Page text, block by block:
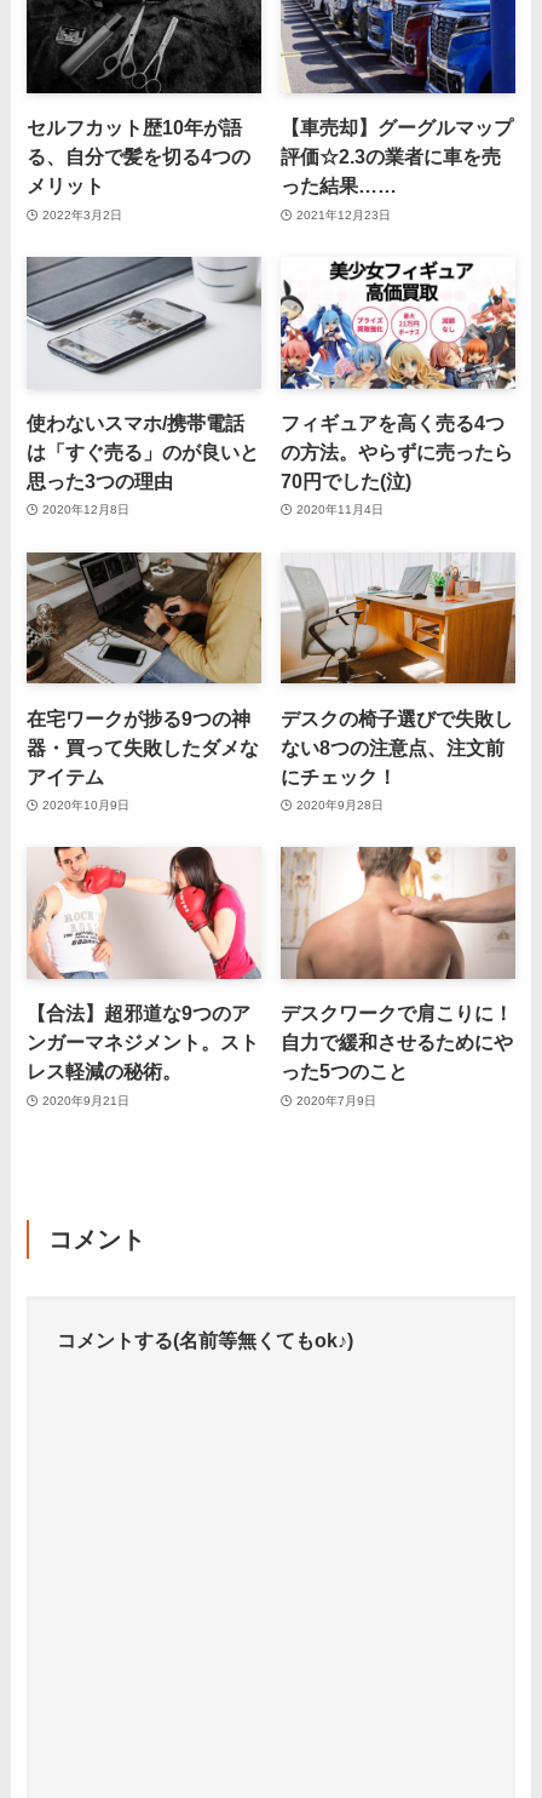
セルフカット歴10年が語
る、自分で髪を切る4つの
メリット
2022年3月2日
【車売却】グーグルマップ
評価☆2.3の業者に車を売
った結果……
2021年12月23日
使わないスマホ/携帯電話
は「すぐ売る」のが良いと
思った3つの理由
2020年12月8日
フィギュアを高く売る4つ
の方法。やらずに売ったら
70円でした(泣)
2020年11月4日
在宅ワークが捗る9つの神
器・買って失敗したダメな
アイテム
2020年10月9日
デスクの椅子選びで失敗し
ない8つの注意点、注文前
にチェック！
2020年9月28日
【合法】超邪道な9つのア
ンガーマネジメント。スト
レス軽減の秘術。
2020年9月21日
デスクワークで肩こりに！
自力で緩和させるためにや
った5つのこと
2020年7月9日
コメント
コメントする(名前等無くてもok♪)